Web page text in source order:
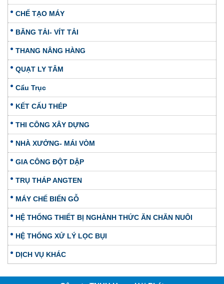
CHẾ TẠO MÁY
BĂNG TẢI- VÍT TẢI
THANG NÂNG HÀNG
QUẠT LY TÂM
Cẩu Trục
KẾT CẤU THÉP
THI CÔNG XÂY DỰNG
NHÀ XƯỞNG- MÁI VÒM
GIA CÔNG ĐỘT DẬP
TRỤ THÁP ANGTEN
MÁY CHẾ BIẾN GỖ
HỆ THỐNG THIẾT BỊ NGHÀNH THỨC ĂN CHĂN NUÔI
HỆ THỐNG XỬ LÝ LỌC BỤI
DỊCH VỤ KHÁC